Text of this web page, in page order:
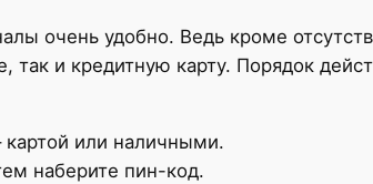
очень удобно. Ведь кроме
так и кредитную карту. Порядок
или наличными.
наберите пин-код.